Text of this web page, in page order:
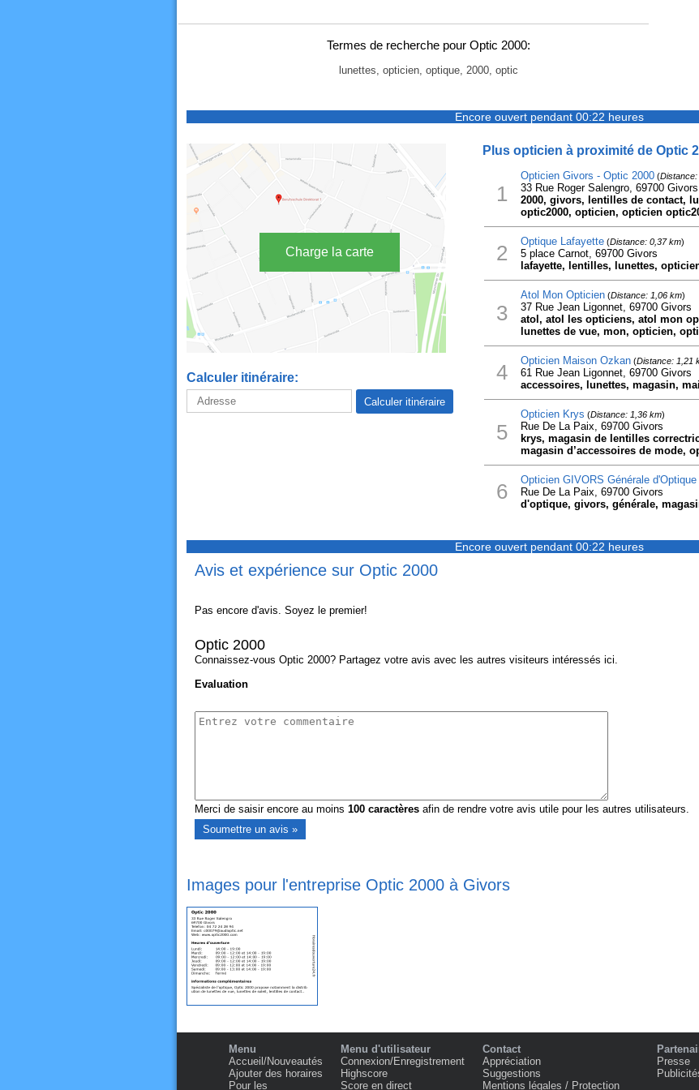
Termes de recherche pour Optic 2000:
lunettes, opticien, optique, 2000, optic
Encore ouvert pendant 00:22 heures
Charge la carte
Calculer itinéraire:
Plus opticien à proximité de Optic
1
Opticien Givors - Optic 2000(Distance:
33 Rue Roger Salengro, 69700 Givors
2000, givors, lentilles de contact,
optic2000, opticien, opticien
2 Optique Lafayette(Distance: 0,37 km)
5 place Carnot, 69700 Givors
lafayette, lentilles, lunettes,
3
Atol Mon Opticien(Distance: 1,06 km)
37 Rue Jean Ligonnet, 69700 Givors
atol, atol les opticiens, atol mon
lunettes de vue, mon, opticien,
4 Opticien Maison Ozkan(Distance: 1,21
61 Rue Jean Ligonnet, 69700 Givors
accessoires, lunettes, magasin,
5
Opticien Krys (Distance: 1,36 km)
Rue De La Paix, 69700 Givors
krys, magasin de lentilles
magasin d’accessoires de mode,
6 Opticien GIVORS Générale d'Optique
Rue De La Paix, 69700 Givors
d'optique, givors, générale,
Encore ouvert pendant 00:22 heures
Avis et expérience sur Optic 2000
Pas encore d'avis. Soyez le premier!
Optic 2000
Connaissez-vous Optic 2000? Partagez votre avis avec les autres visiteurs intéressés ici.
Evaluation
Merci de saisir encore au moins 100caractèresafin de rendre votre avis utile pour les autres utilisateurs.
Images pour l'entreprise Optic 2000 à Givors
Menu
Accueil/Nouveautés
Ajouter des horaires
Pour les
Menu d'utilisateur
Connexion/Enregistrement
Highscore
Score en direct
Contact
Appréciation
Suggestions
Mentions légales / Protection
Presse